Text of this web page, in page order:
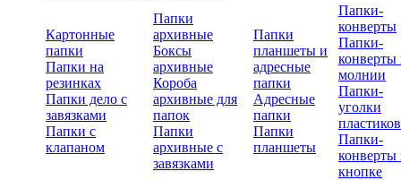
Картонные
папки
Папки на
резинках
Папки дело с
завязками
Папки с
клапаном
Папки
архивные
Боксы
архивные
Короба
архивные для
папок
Папки
архивные с
завязками
Папки
планшеты и
адресные
папки
Адресные
папки
Папки
планшеты
Папки-
конверты
Папки-
конверты
молнии
Папки-
уголки
Папки-
конверты
кнопке